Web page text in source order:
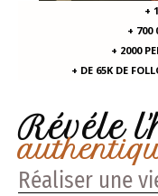
+
+ 700
+ 2000
+ DE 65K DE
Révéle
Réaliser une